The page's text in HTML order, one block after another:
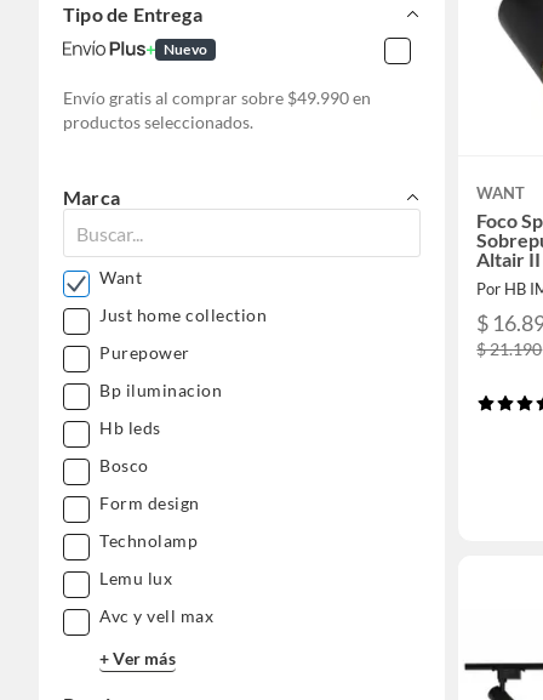
Tipo de Entrega
Nuevo
Envío gratis al comprar sobre $49.990 en
productos seleccionados.
Marca
Want
Just home collection
Purepower
Bp iluminacion
Hb leds
Bosco
Form design
Technolamp
Lemu lux
Avc y vell max
+ Ver más
WANT
Foco
Altair
Por HB
$
$ 21.190